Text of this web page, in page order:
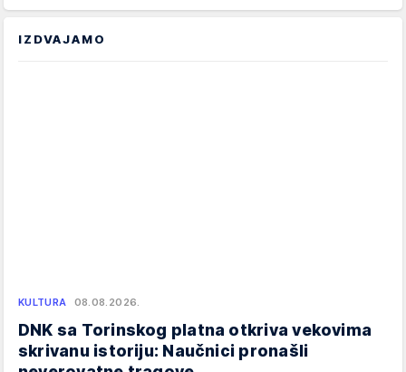
IZDVAJAMO
KULTURA 08.08.2026.
DNK sa Torinskog platna otkriva vekovima
skrivanu istoriju: Naučnici pronašli